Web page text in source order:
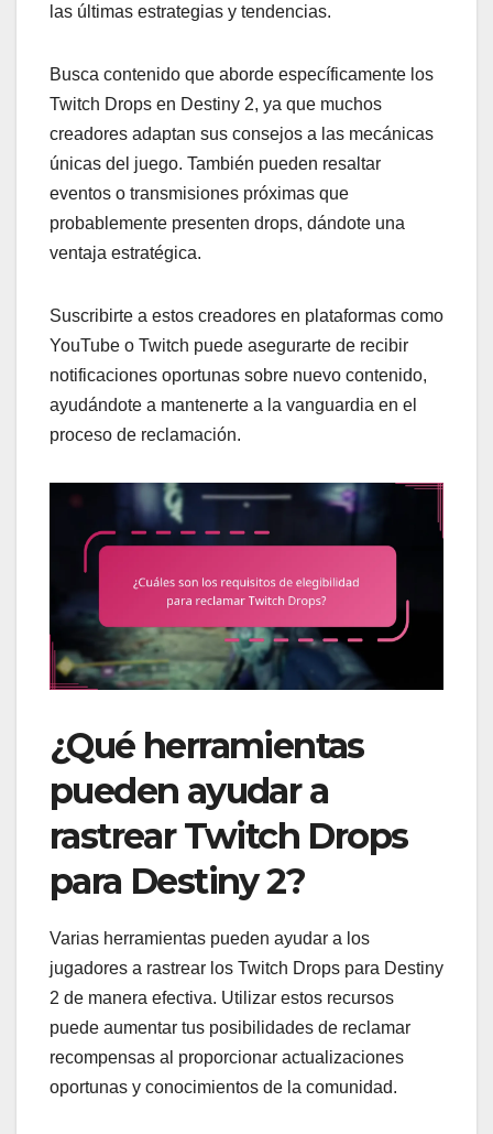
las últimas estrategias y tendencias.
Busca contenido que aborde específicamente los
Twitch Drops en Destiny 2, ya que muchos
creadores adaptan sus consejos a las mecánicas
únicas del juego. También pueden resaltar
eventos o transmisiones próximas que
probablemente presenten drops, dándote una
ventaja estratégica.
Suscribirte a estos creadores en plataformas como
YouTube o Twitch puede asegurarte de recibir
notificaciones oportunas sobre nuevo contenido,
ayudándote a mantenerte a la vanguardia en el
proceso de reclamación.
¿Qué herramientas
pueden ayudar a
rastrear Twitch Drops
para Destiny 2?
Varias herramientas pueden ayudar a los
jugadores a rastrear los Twitch Drops para Destiny
2 de manera efectiva. Utilizar estos recursos
puede aumentar tus posibilidades de reclamar
recompensas al proporcionar actualizaciones
oportunas y conocimientos de la comunidad.